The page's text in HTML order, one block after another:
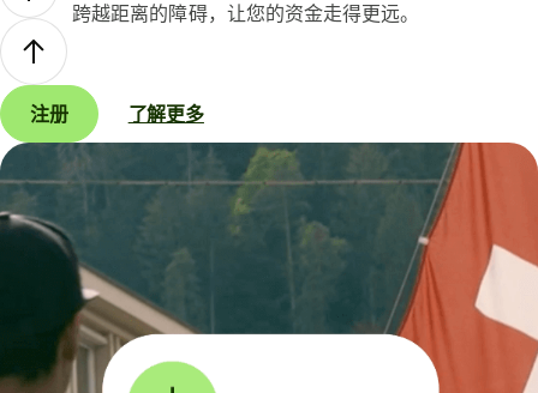
跨越距离的障碍，让您的资金走得更远。
注册 了解更多